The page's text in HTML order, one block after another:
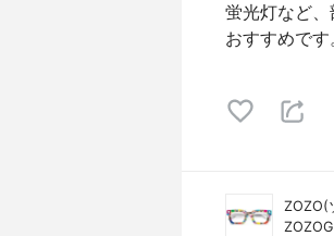
蛍光灯など
おすすめです
ZOZO(